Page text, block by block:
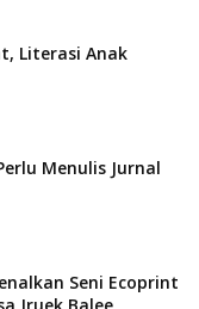
Literasi Anak
Menulis Jurnal
Seni Ecoprint
Jruek Balee